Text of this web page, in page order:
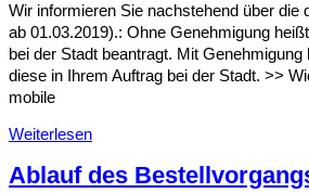
Wir informieren Sie nachstehend über die
ab 01.03.2019).: Ohne Genehmigung
bei der Stadt beantragt. Mit Genehmigung
diese in Ihrem Auftrag bei der Stadt. >>
mobile
Weiterlesen
Ablauf des